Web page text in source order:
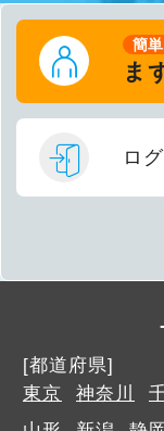
簡
ま
ロ
[都道府県]
東京
神奈川